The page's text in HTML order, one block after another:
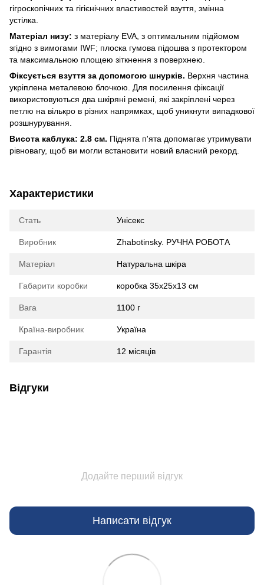
гігроскопічних та гігієнічних властивостей взуття, змінна
устілка.
Матеріал низу: з матеріалу EVA, з оптимальним підйомом
згідно з вимогами IWF; плоска гумова підошва з протектором
та максимальною площею зіткнення з поверхнею.
Фіксується взуття за допомогою шнурків. Верхня частина
укріплена металевою блочкою. Для посилення фіксації
використовуються два шкіряні ремені, які закріплені через
петлю на вількро в різних напрямках, щоб уникнути випадкової
розшнурування.
Висота каблука: 2.8 см. Піднята п'ята допомагає утримувати
рівновагу, щоб ви могли встановити новий власний рекорд.
Характеристики
Стать Унісекс
Виробник Zhabotinsky. РУЧНА РОБОТА
Матеріал Натуральна шкіра
Габарити коробки коробка 35х25х13 см
Вага 1100 г
Країна-виробник Україна
Гарантія 12 місяців
Відгуки
Додайте перший відгук
Написати відгук